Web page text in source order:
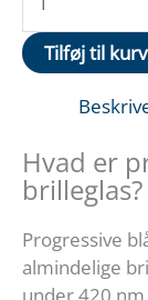
blå
blok
brilleglas
(styrker
4)
antal
Tilføj til kurv
Hvad er
brilleglas?
Progressive
almindelige